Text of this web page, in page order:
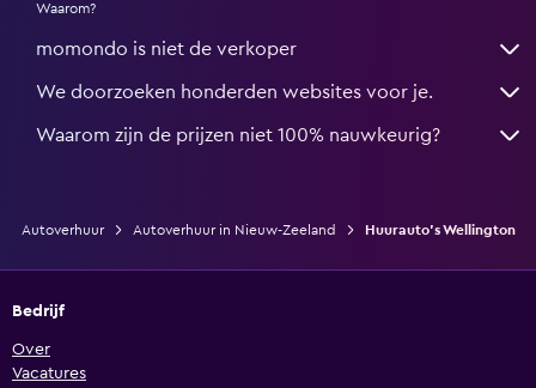
Waarom?
momondo is niet de verkoper
We doorzoeken honderden websites voor je.
Waarom zijn de prijzen niet 100% nauwkeurig?
Autoverhuur Autoverhuur in Nieuw-Zeeland Huurauto's Wellington
Bedrijf
Over
Vacatures